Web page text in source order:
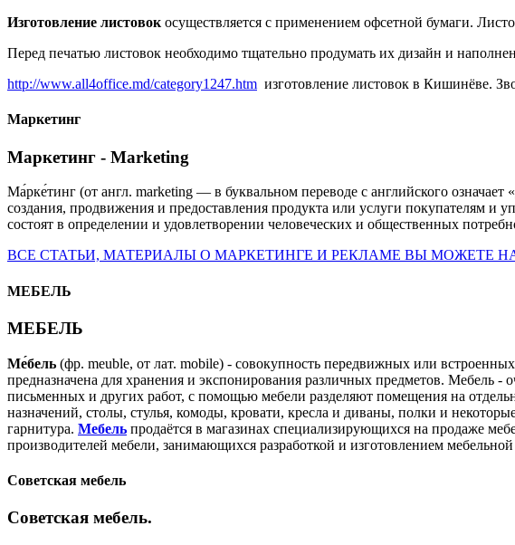
Изготовление листовок осуществляется с применением офсетной бумаги.
Перед печатью листовок необходимо тщательно продумать их дизайн и
http://www.all4office.md/category1247.htm изготовление листовок в Кишинёве.
Маркетинг
Маркетинг - Marketing
Ма́рке́тинг (от англ. marketing — в буквальном переводе с английского
создания, продвижения и предоставления продукта или услуги покупателям
состоят в определении и удовлетворении человеческих и общественных
ВСЕ СТАТЬИ, МАТЕРИАЛЫ О МАРКЕТИНГЕ И РЕКЛАМЕ ВЫ МОЖЕТЕ
МЕБЕЛЬ
МЕБЕЛЬ
Ме́бель (фр. meuble, от лат. mobile) - совокупность передвижных или
предназначена для хранения и экспонирования различных предметов. Мебель
письменных и других работ, с помощью мебели разделяют помещения на
назначений, столы, стулья, комоды, кровати, кресла и диваны, полки и
гарнитура. Мебель продаётся в магазинах специализирующихся на продаже
производителей мебели, занимающихся разработкой и изготовлением
Советская мебель
Советская мебель.